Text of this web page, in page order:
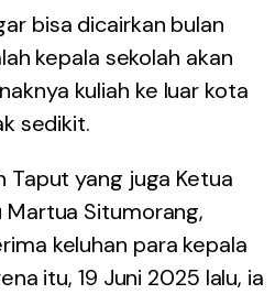
bisa dicairkan bulan
kepala sekolah akan
kuliah ke luar kota
sedikit.
Taput yang juga Ketua
Martua Situmorang,
keluhan para kepala
itu, 19 Juni 2025 lalu, ia